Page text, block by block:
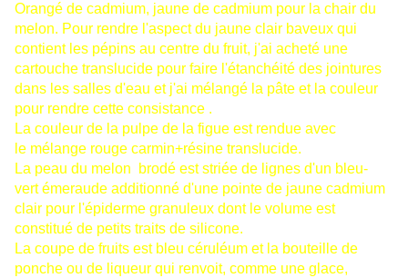
Orangé de cadmium, jaune de cadmium pour la chair du
melon. Pour rendre l'aspect du jaune clair baveux qui
contient les pépins au centre du fruit, j'ai acheté une
cartouche translucide pour faire l'étanchéité des jointures
dans les salles d'eau et j'ai mélangé la pâte et la couleur
pour rendre cette consistance .
La couleur de la pulpe de la figue est rendue avec
le mélange rouge carmin+résine translucide.
La peau du melon brodé est striée de lignes d'un bleu-
vert émeraude additionné d'une pointe de jaune cadmium
clair pour l'épiderme granuleux dont le volume est
constitué de petits traits de silicone.
La coupe de fruits est bleu céruléum et la bouteille de
ponche ou de liqueur qui renvoit, comme une glace,